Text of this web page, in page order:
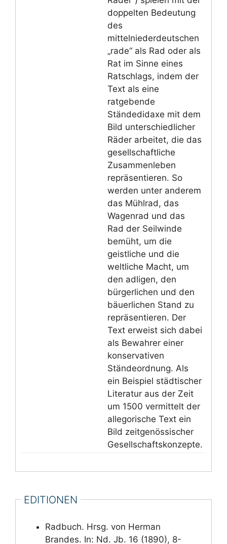
doppelten Bedeutung
des
mittelniederdeutschen
„rade“ als Rad oder als
Rat im Sinne eines
Ratschlags, indem der
Text als eine
ratgebende
Ständedidaxe mit dem
Bild unterschiedlicher
Räder arbeitet, die das
gesellschaftliche
Zusammenleben
repräsentieren. So
werden unter anderem
das Mühlrad, das
Wagenrad und das
Rad der Seilwinde
bemüht, um die
geistliche und die
weltliche Macht, um
den adligen, den
bürgerlichen und den
bäuerlichen Stand zu
repräsentieren. Der
Text erweist sich dabei
als Bewahrer einer
konservativen
Ständeordnung. Als
ein Beispiel städtischer
Literatur aus der Zeit
um 1500 vermittelt der
allegorische Text ein
Bild zeitgenössischer
Gesellschaftskonzepte.
EDITIONEN
Radbuch. Hrsg. von Herman
Brandes. In: Nd. Jb. 16 (1890), 8-